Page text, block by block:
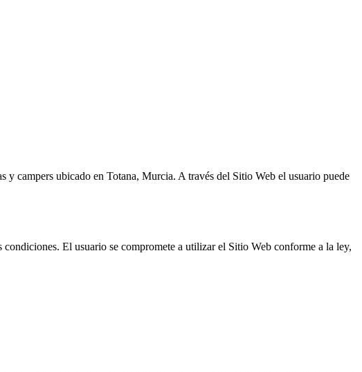
y campers ubicado en Totana, Murcia. A través del Sitio Web el usuario puede
El usuario se compromete a utilizar el Sitio Web conforme a la ley,